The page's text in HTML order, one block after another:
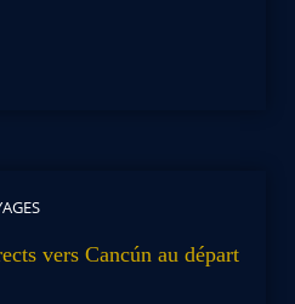
vers Cancún au départ